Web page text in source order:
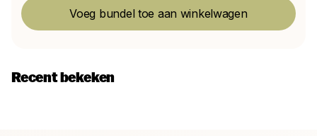
Voeg bundel toe aan winkelwagen
Recent bekeken